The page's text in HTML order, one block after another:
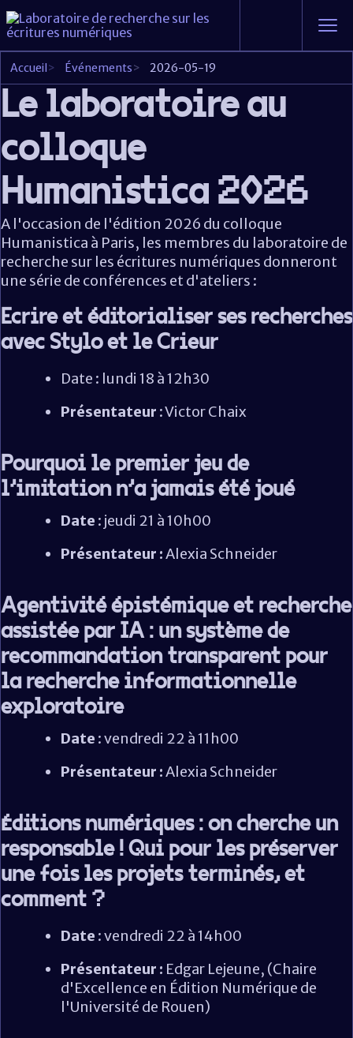
Accueil> Événements> 2026-05-19
Le laboratoire au
colloque
Humanistica 2026
A l'occasion de l'édition 2026 du colloque
Humanistica à Paris, les membres du laboratoire de
recherche sur les écritures numériques donneront
une série de conférences et d'ateliers :
Ecrire et éditorialiser ses recherches
avec Stylo et le Crieur
Date : lundi 18 à 12h30
Présentateur : Victor Chaix
Pourquoi le premier jeu de
l'imitation n'a jamais été joué
Date : jeudi 21 à 10h00
Présentateur :Alexia Schneider
Agentivité épistémique et recherche
assistée par IA : un système de
recommandation transparent pour
la recherche informationnelle
exploratoire
Date : vendredi 22 à 11h00
Présentateur :Alexia Schneider
Éditions numériques : on cherche un
responsable ! Qui pour les préserver
une fois les projets terminés, et
comment ?
Date : vendredi 22 à 14h00
Présentateur : Edgar Lejeune, (Chaire
d'Excellence en Édition Numérique de
l'Université de Rouen)